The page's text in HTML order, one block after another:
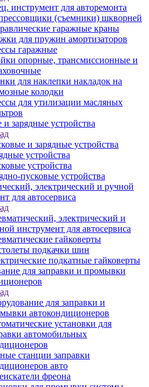
инструмент для авторемонта
(съемники) шкворней
гаражные краны
для пружин амортизаторов
гаражные
опорные, трансмиссионные и
для наклепки накладок на
колодки
для утилизации масляных
зарядные устройства
и зарядные устройства
устройства
устройства
пусковые устройства
электрический и ручной
для автосервиса
электрический и
инструмент для автосервиса
гайковерты
подкачки шин
подкатные гайковерты
для заправки и промывки
для заправки и
автокондиционеров
установки для
автомобильных
станции заправки
авто
фреона